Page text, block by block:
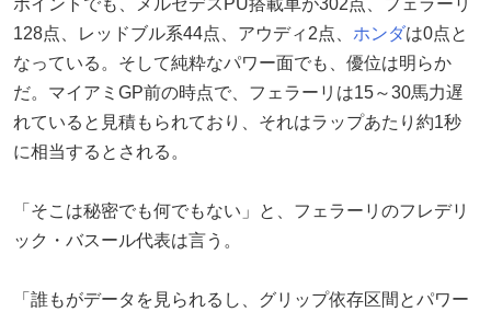
128点、レッドブル系44点、アウディ2点、 ホンダは0点と
なっている。そして純粋なパワー面でも、優位は明らか
だ。マイアミGP前の時点で、フェラーリは15～30馬力遅
れていると見積もられており、それはラップあたり約1秒
に相当するとされる。
「そこは秘密でも何でもない」と、フェラーリのフレデリ
ック・バスール代表は言う。
「誰もがデータを見られるし、グリップ依存区間とパワー